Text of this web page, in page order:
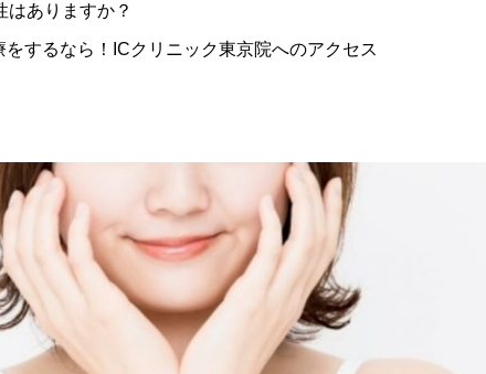
ありますか？
するなら！ICクリニック東京院へのアクセス